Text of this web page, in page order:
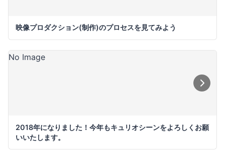
映像プロダクション(制作)のプロセスを見てみよう
No Image
2018年になりました！今年もキュリオシーンをよろしくお願
いいたします。